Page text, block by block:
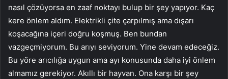
nasıl çözüyorsa en zaaf noktayı bulup bir şey yapıyor. Kaç
kere önlem aldım. Elektrikli çite çarpılmış ama dışarı
koşacağına içeri doğru koşmuş. Ben bundan
vazgeçmiyorum. Bu arıyı seviyorum. Yine devam edeceğiz.
Bu yöre arıcılığa uygun ama ayı konusunda daha iyi önlem
almamız gerekiyor. Akıllı bir hayvan. Ona karşı bir şey